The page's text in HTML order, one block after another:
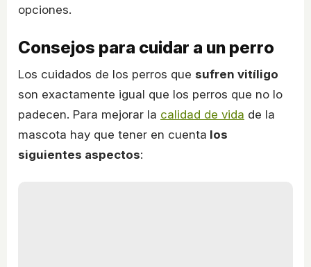
opciones.
Consejos para cuidar a un perro
Los cuidados de los perros que sufren vitíligo
son exactamente igual que los perros que no lo
padecen. Para mejorar la calidad de vida de la
mascota hay que tener en cuenta los
siguientes aspectos: